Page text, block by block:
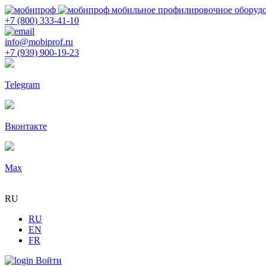
мобильное профилировочное
+7 (800) 333-41-10
info@mobiprof.ru
+7 (939) 900-19-23
Telegram
Вконтакте
Max
RU
RU
EN
FR
Войти